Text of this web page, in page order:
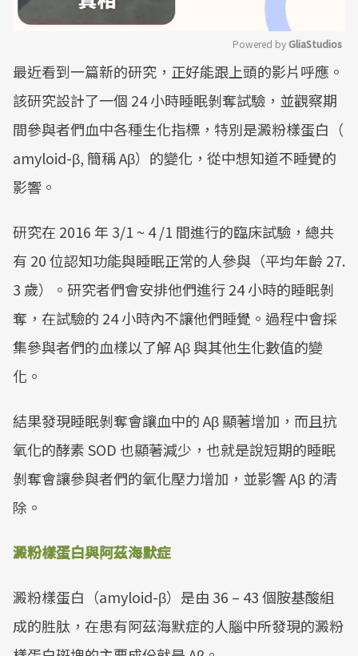
Mute
Powered by GliaStudios
最近看到一篇新的研究，正好能跟上頭的影片呼應。
該研究設計了一個 24 小時睡眠剝奪試驗，並觀察期
間參與者們血中各種生化指標，特別是澱粉樣蛋白（
amyloid-β, 簡稱 Aβ）的變化，從中想知道不睡覺的
影響。
研究在 2016 年 3/1 ~ 4 /1 間進行的臨床試驗，總共
有 20 位認知功能與睡眠正常的人參與（平均年齡 27.
3 歲）。研究者們會安排他們進行 24 小時的睡眠剝
奪，在試驗的 24 小時內不讓他們睡覺。過程中會採
集參與者們的血樣以了解 Aβ 與其他生化數值的變
化。
結果發現睡眠剝奪會讓血中的 Aβ 顯著增加，而且抗
氧化的酵素 SOD 也顯著減少，也就是說短期的睡眠
剝奪會讓參與者們的氧化壓力增加，並影響 Aβ 的清
除。
澱粉樣蛋白與阿茲海默症
澱粉樣蛋白（amyloid-β）是由 36 – 43 個胺基酸組
成的胜肽，在患有阿茲海默症的人腦中所發現的澱粉